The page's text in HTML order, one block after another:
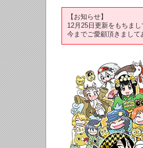
【お知らせ】
12月25日更新をもちま
今までご愛顧頂きまして